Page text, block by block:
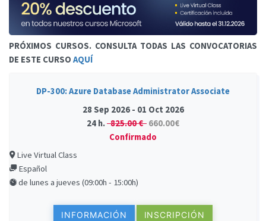
PRÓXIMOS CURSOS. CONSULTA TODAS LAS CONVOCATORIAS
DE ESTE CURSO AQUÍ
DP-300: Azure Database Administrator Associate
28 Sep 2026 - 01 Oct 2026
24 h.825.00 € 660.00€
Confirmado
Live Virtual Class
Español
de lunes a jueves (09:00h - 15:00h)
INFORMACIÓN INSCRIPCIÓN